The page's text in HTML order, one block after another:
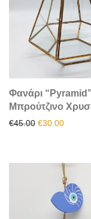
Φανάρι “Pyramid”
Μπρούτζινο
€45.00 Original price
€30.00Η